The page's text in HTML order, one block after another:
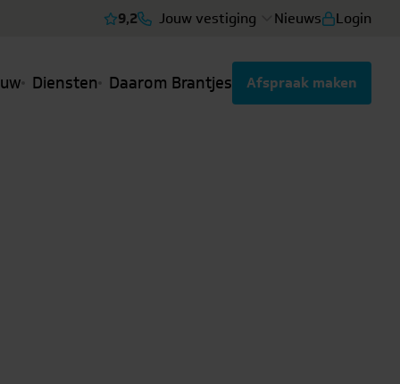
Bekijk reviews
9,2 Jouw vestiging Nieuws Login
Diensten Daarom Brantjes Afspraak maken